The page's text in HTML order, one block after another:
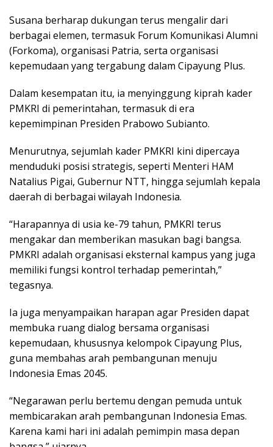
Susana berharap dukungan terus mengalir dari
berbagai elemen, termasuk Forum Komunikasi Alumni
(Forkoma), organisasi Patria, serta organisasi
kepemudaan yang tergabung dalam Cipayung Plus.
Dalam kesempatan itu, ia menyinggung kiprah kader
PMKRI di pemerintahan, termasuk di era
kepemimpinan Presiden Prabowo Subianto.
Menurutnya, sejumlah kader PMKRI kini dipercaya
menduduki posisi strategis, seperti Menteri HAM
Natalius Pigai, Gubernur NTT, hingga sejumlah kepala
daerah di berbagai wilayah Indonesia.
“Harapannya di usia ke-79 tahun, PMKRI terus
mengakar dan memberikan masukan bagi bangsa.
PMKRI adalah organisasi eksternal kampus yang juga
memiliki fungsi kontrol terhadap pemerintah,”
tegasnya.
Ia juga menyampaikan harapan agar Presiden dapat
membuka ruang dialog bersama organisasi
kepemudaan, khususnya kelompok Cipayung Plus,
guna membahas arah pembangunan menuju
Indonesia Emas 2045.
“Negarawan perlu bertemu dengan pemuda untuk
membicarakan arah pembangunan Indonesia Emas.
Karena kami hari ini adalah pemimpin masa depan